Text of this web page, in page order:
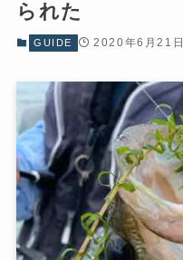
られた
GUIDE 2020年6月21日